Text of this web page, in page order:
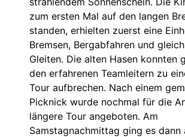
zum ersten Mal auf den langen
standen, erhielten zuerst eine
Bremsen, Bergabfahren und
Gleiten. Die alten Hasen konnten
den erfahrenen Teamleitern zu
Tour aufbrechen. Nach einem
Picknick wurde nochmal für die
längere Tour angeboten. Am
Samstagnachmittag ging es dann